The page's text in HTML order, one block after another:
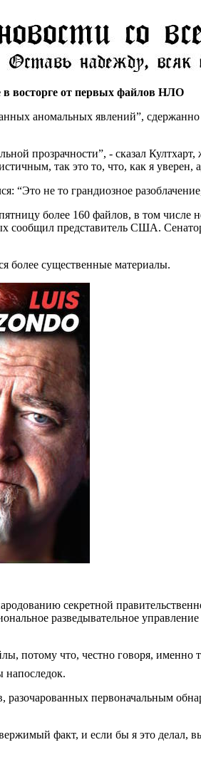
в восторге от первых файлов НЛО
аномальных явлений”,
прозрачности”, - сказал
так это то, что, как я
не то грандиозное
более 160 файлов, в том числе
представитель США.
более существенные материалы.
секретной
разведывательное
потому что, честно говоря, именно
первоначальным
факт, и если бы я это